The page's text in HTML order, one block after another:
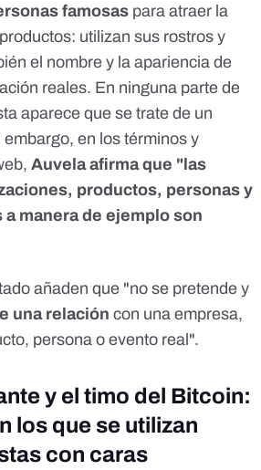
famosas para atraer la
utilizan sus rostros y
el nombre y la apariencia de
reales. En ninguna parte de
aparece que se trate de un
en los términos y
Auvela afirma que "las
productos, personas y
manera de ejemplo son
añaden que "no se pretende y
una relación con una empresa,
persona o evento real".
y el timo del Bitcoin:
los que se utilizan
con caras